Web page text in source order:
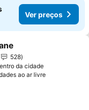
Ver preços
aos favoritos
528
da cidade
ao ar livreVer preços